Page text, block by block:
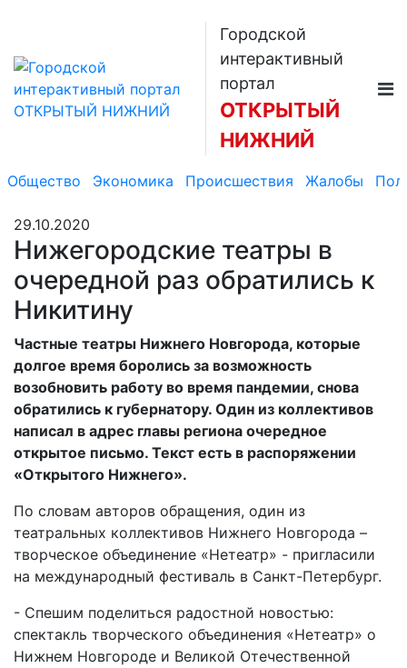
Городской
интерактивный
портал
ОТКРЫТЫЙ
НИЖНИЙ
Общество Экономика Происшествия Жалобы
29.10.2020
Нижегородские театры в
очередной раз обратились к
Никитину
Частные театры Нижнего Новгорода, которые
долгое время боролись за возможность
возобновить работу во время пандемии, снова
обратились к губернатору. Один из коллективов
написал в адрес главы региона очередное
открытое письмо. Текст есть в распоряжении
«Открытого Нижнего».
По словам авторов обращения, один из
театральных коллективов Нижнего Новгорода –
творческое объединение «Нетеатр» - пригласили
на международный фестиваль в Санкт-Петербург.
- Спешим поделиться радостной новостью:
спектакль творческого объединения «Нетеатр» о
Нижнем Новгороде и Великой Отечественной